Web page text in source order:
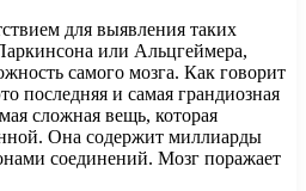
для выявления таких
или Альцгеймера,
самого мозга. Как говорит
последняя и самая грандиозная
сложная вещь, которая
Она содержит миллиарды
соединений. Мозг поражает